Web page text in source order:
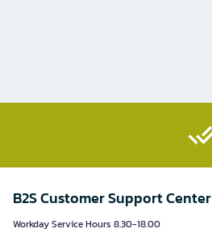
B2S Customer Support Center
Workday Service Hours 8.30-18.00